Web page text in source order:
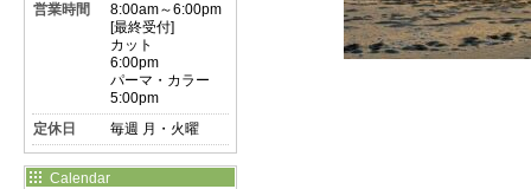
営業時間
8:00am～6:00pm
[最終受付]
カット
6:00pm
パーマ・カラー
5:00pm
定休日
毎週 月・火曜
Calendar